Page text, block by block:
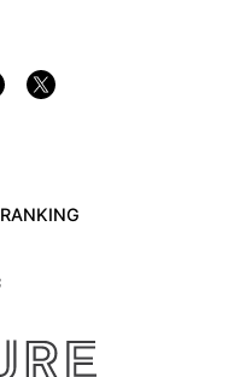
ARTICLES
RANKING